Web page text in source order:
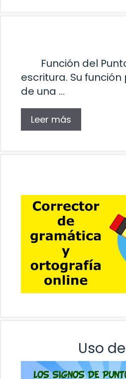
Función del
escritura. Su
de una …
Leer más
Uso